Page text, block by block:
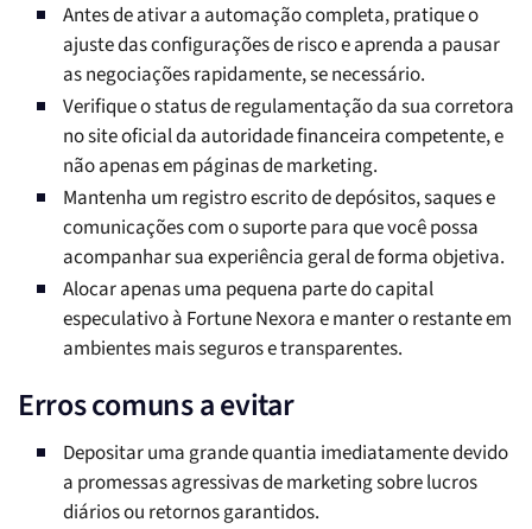
Antes de ativar a automação completa, pratique o
ajuste das configurações de risco e aprenda a pausar
as negociações rapidamente, se necessário.
Verifique o status de regulamentação da sua corretora
no site oficial da autoridade financeira competente, e
não apenas em páginas de marketing.
Mantenha um registro escrito de depósitos, saques e
comunicações com o suporte para que você possa
acompanhar sua experiência geral de forma objetiva.
Alocar apenas uma pequena parte do capital
especulativo à Fortune Nexora e manter o restante em
ambientes mais seguros e transparentes.
Erros comuns a evitar
Depositar uma grande quantia imediatamente devido
a promessas agressivas de marketing sobre lucros
diários ou retornos garantidos.